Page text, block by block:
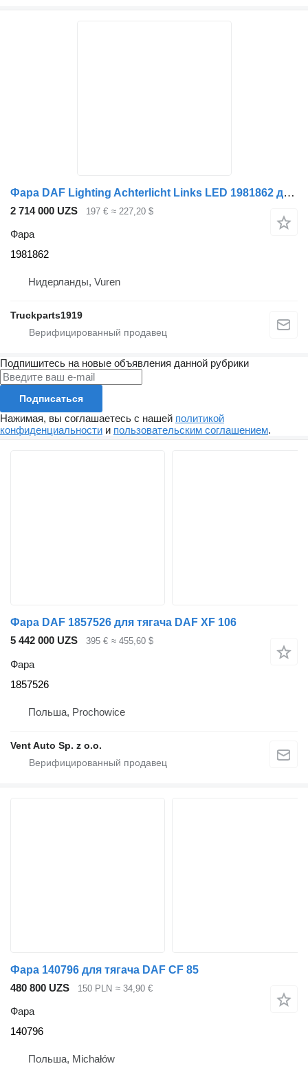
Фара DAF Lighting Achterlicht Links LED 1981862 для грузовика
2 714 000 UZS 197 € ≈ 227,20 $
Фара
1981862
Нидерланды, Vuren
Truckparts1919
Подпишитесь на новые объявления данной рубрики
Подписаться
Нажимая, вы соглашаетесь с нашей политикой
конфиденциальности и пользовательским соглашением.
Фара DAF 1857526 для тягача DAF XF 106
5 442 000 UZS
395 € ≈ 455,60 $
Фара
1857526
Польша, Prochowice
Vent Auto Sp. z o.o.
Фара 140796 для тягача DAF CF 85
480 800 UZS
150 PLN ≈ 34,90 €
Фара
140796
Польша, Michałów